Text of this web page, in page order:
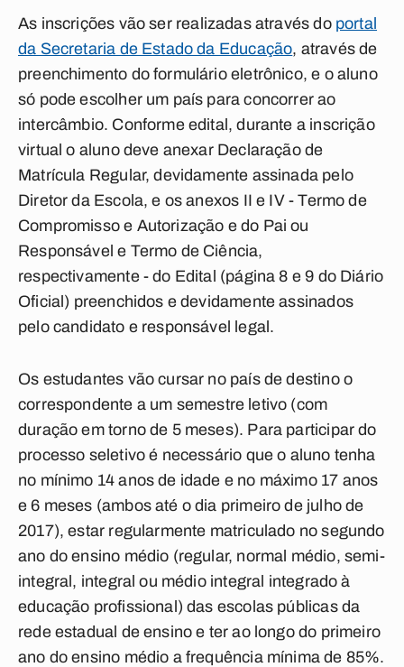
As inscrições vão ser realizadas através do portal
da Secretaria de Estado da Educação, através de
preenchimento do formulário eletrônico, e o aluno
só pode escolher um país para concorrer ao
intercâmbio. Conforme edital, durante a inscrição
virtual o aluno deve anexar Declaração de
Matrícula Regular, devidamente assinada pelo
Diretor da Escola, e os anexos II e IV - Termo de
Compromisso e Autorização e do Pai ou
Responsável e Termo de Ciência,
respectivamente - do Edital (página 8 e 9 do Diário
Oficial) preenchidos e devidamente assinados
pelo candidato e responsável legal.
Os estudantes vão cursar no país de destino o
correspondente a um semestre letivo (com
duração em torno de 5 meses). Para participar do
processo seletivo é necessário que o aluno tenha
no mínimo 14 anos de idade e no máximo 17 anos
e 6 meses (ambos até o dia primeiro de julho de
2017), estar regularmente matriculado no segundo
ano do ensino médio (regular, normal médio, semi-
integral, integral ou médio integral integrado à
educação profissional) das escolas públicas da
rede estadual de ensino e ter ao longo do primeiro
ano do ensino médio a frequência mínima de 85%.